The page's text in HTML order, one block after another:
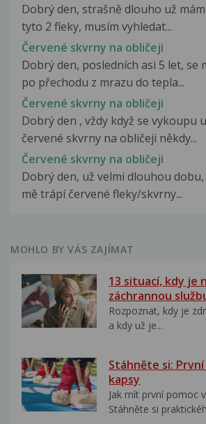
Dobrý den, strašně dlouho už
tyto 2 fleky, musím vyhledat...
Červené skvrny na obličeji
Dobrý den, posledních asi 5 let, se
po přechodu z mrazu do tepla...
Červené skvrny na obličeji
Dobrý den , vždy když se vykoupu
červené skvrny na obličeji někdy...
Červené skvrny na obličeji
Dobrý den, už velmi dlouhou
mě trápí červené fleky/skvrny...
MOHLO BY VÁS ZAJÍMAT
13 situací, kdy je
záchrannou
Rozpoznat, kdy je
a kdy už je...
Stáhněte si:
kapsy
Jak mít první pomoc
Stáhněte si